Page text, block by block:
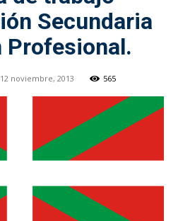
Secundaria
Profesional.
12 noviembre, 2013 565